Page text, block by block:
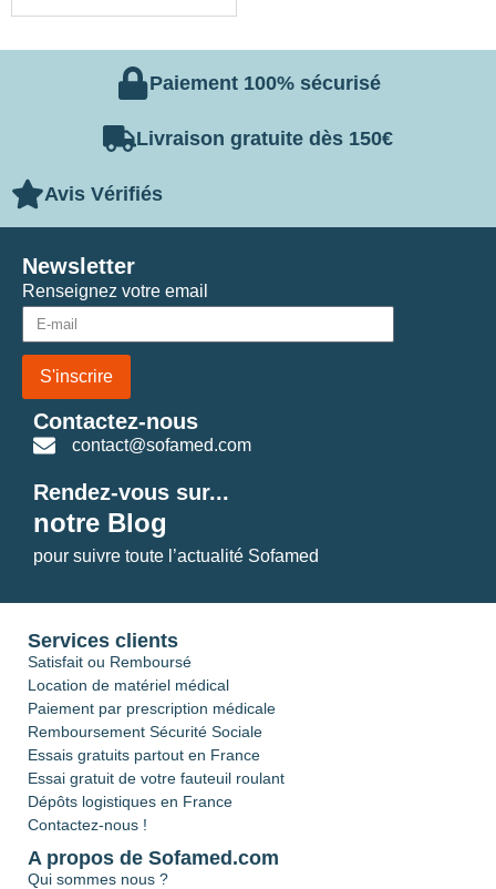
Paiement 100% sécurisé
Livraison gratuite dès 150€
Avis Vérifiés
Renseignez votre email
S'inscrire
Newsletter
Contactez-nous
contact@sofamed.com
Rendez-vous sur...
notre Blog
pour suivre toute l’actualité Sofamed
Services clients
Satisfait ou Remboursé
Location de matériel médical
Paiement par prescription médicale
Remboursement Sécurité Sociale
Essais gratuits partout en France
Essai gratuit de votre fauteuil roulant
Dépôts logistiques en France
Contactez-nous !
A propos de Sofamed.com
Qui sommes nous ?